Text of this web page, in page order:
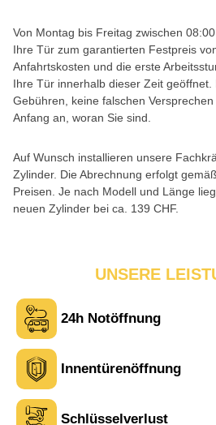
Von Montag bis Freitag zwischen
Ihre Tür zum garantierten Festpreis
Anfahrtskosten und die erste
Ihre Tür innerhalb dieser Zeit geöffnet.
Gebühren, keine falschen
Anfang an, woran Sie sind.
Auf Wunsch installieren unsere
Zylinder. Die Abrechnung erfolgt
Preisen. Je nach Modell und Länge
neuen Zylinder bei ca. 139 CHF.
UNSERE
24h Notöffnung
Innentürenöffnung
Schlüsselverlust